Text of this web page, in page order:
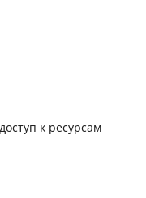
к ресурсам